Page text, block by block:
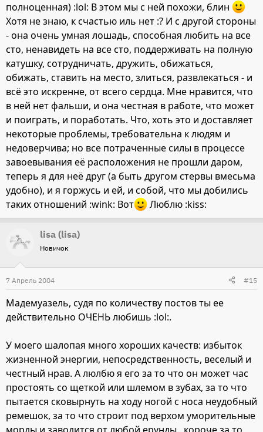
полноценная) :lol: В этом мы с ней похожи, блин
Хотя не знаю, к счастью иль нет :? И с другой стороны
- она очень умная лошадь, способная любить на все
сто, ненавидеть на все сто, поддерживать на полную
катушку, сотрудничать, дружить, обижаться,
обижать, ставить на место, злиться, развлекаться - и
всё это искренне, от всего сердца. Мне нравится, что
в ней нет фальши, и она честная в работе, что может
и поиграть, и поработать. Что, хоть это и доставляет
некоторые проблемы, требовательна к людям и
недоверчива; но все потраченные силы в процессе
завоевывания её расположения не прошли даром,
теперь я для неё друг (а быть другом стервы вмесьма
удобно), и я горжусь и ей, и собой, что мы добились
таких отношений :wink: Вот
Люблю :kiss:
lisa (lisa)
Новичок
7 Апрель 2004 #15
Мадемуазель, судя по количеству постов ты ее
действительно ОЧЕНЬ любишь :lol:.
У моего шалопая много хороших качеств: избыток
жизненной энергии, непосредственность, веселый и
честный нрав. А люлбю я его за то что он может час
простоять со щеткой или шлемом в зубах, за то что
пытается сковырнуть на ходу ногой с носа неудобный
ремешок, за то что строит под верхом уморительные